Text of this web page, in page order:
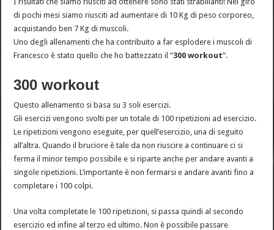
di pochi mesi siamo riusciti ad aumentare di 10 Kg di peso corporeo,
acquistando ben 7 Kg di muscoli.
Uno degli allenamenti che ha contribuito a far esplodere i muscoli di
Francesco è stato quello che ho battezzato il “300 workout”.
300 workout
Questo allenamento si basa su 3 soli esercizi.
Gli esercizi vengono svolti per un totale di 100 ripetizioni ad esercizio.
Le ripetizioni vengono eseguite, per quell’esercizio, una di seguito
all’altra. Quando il bruciore è tale da non riuscire a continuare ci si
ferma il minor tempo possibile e si riparte anche per andare avanti a
singole ripetizioni. L’importante è non fermarsi e andare avanti fino a
completare i 100 colpi.
Una volta completate le 100 ripetizioni, si passa quindi al secondo
esercizio ed infine al terzo ed ultimo. Non è possibile passare